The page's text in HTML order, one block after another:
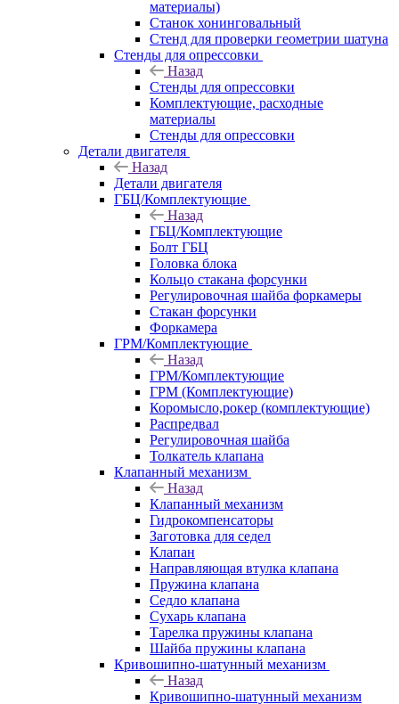
материалы)
Станок хонинговальный
Стенд для проверки геометрии шатуна
Стенды для опрессовки
Назад
Стенды для опрессовки
Комплектующие, расходные
материалы
Стенды для опрессовки
Детали двигателя
Назад
Детали двигателя
ГБЦ/Комплектующие
Назад
ГБЦ/Комплектующие
Болт ГБЦ
Головка блока
Кольцо стакана форсунки
Регулировочная шайба форкамеры
Стакан форсунки
Форкамера
ГРМ/Комплектующие
Назад
ГРМ/Комплектующие
ГРМ (Комплектующие)
Коромысло,рокер (комплектующие)
Распредвал
Регулировочная шайба
Толкатель клапана
Клапанный механизм
Назад
Клапанный механизм
Гидрокомпенсаторы
Заготовка для седел
Клапан
Направляющая втулка клапана
Пружина клапана
Седло клапана
Сухарь клапана
Тарелка пружины клапана
Шайба пружины клапана
Кривошипно-шатунный механизм
Назад
Кривошипно-шатунный механизм